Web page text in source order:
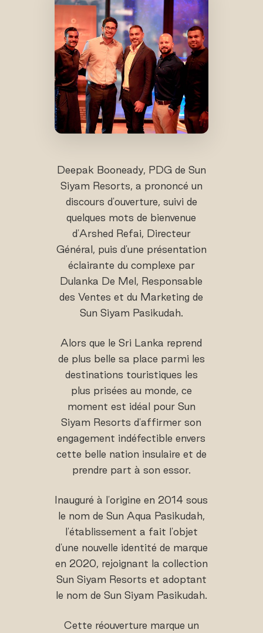
Deepak Booneady, PDG de Sun
Siyam Resorts, a prononcé un
discours d'ouverture, suivi de
quelques mots de bienvenue
d'Arshed Refai, Directeur
Général, puis d'une présentation
éclairante du complexe par
Dulanka De Mel, Responsable
des Ventes et du Marketing de
Sun Siyam Pasikudah.
Alors que le Sri Lanka reprend
de plus belle sa place parmi les
destinations touristiques les
plus prisées au monde, ce
moment est idéal pour Sun
Siyam Resorts d'affirmer son
engagement indéfectible envers
cette belle nation insulaire et de
prendre part à son essor.
Inauguré à l'origine en 2014 sous
le nom de Sun Aqua Pasikudah,
l'établissement a fait l'objet
d'une nouvelle identité de marque
en 2020, rejoignant la collection
Sun Siyam Resorts et adoptant
le nom de Sun Siyam Pasikudah.
Cette réouverture marque un